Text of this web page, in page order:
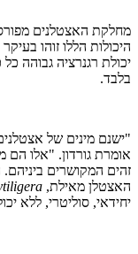
מחלקת האצטלנים
היכולות הללו זוהו
יכולת רגנרציה גבוהה
בלבד.
"ישנם מינים של
אומרת גורדון. "אלו הם
זהים המקושרים
האצטלן מאילת,
יחידאי, סוליטרי, ללא